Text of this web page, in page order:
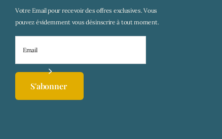
Votre Email pour recevoir des offres exclusives. Vous
pouvez évidemment vous désinscrire à tout moment.
S'abonner